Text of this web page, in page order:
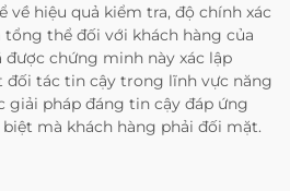
về hiệu quả kiểm tra, độ chính xác
thể đối với khách hàng của
chứng minh này xác lập
đối tác tin cậy trong lĩnh vực năng
giải pháp đáng tin cậy đáp ứng
mà khách hàng phải đối mặt.